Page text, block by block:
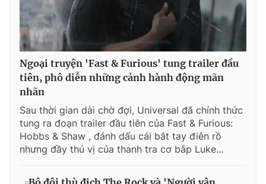
Ngoại truyện 'Fast & Furious' tung trailer đầu
tiên, phô diễn những cảnh hành động mãn
nhãn
Sau thời gian dài chờ đợi, Universal đã chính thức
tung ra đoạn trailer đầu tiên của Fast & Furious:
Hobbs & Shaw , đánh dấu cái bắt tay điên rồ
nhưng đầy thú vị của thanh tra cơ bắp Luke...